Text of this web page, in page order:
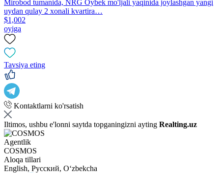
Mirobod tumanida, NRG Oybek mo'ljali yaqinida joylashgan yangi
uydan qulay 2 xonali kvartira…
$1,002
oyiga
Tavsiya eting
Kontaktlarni ko'rsatish
Iltimos, ushbu e'lonni saytda topganingizni ayting Realting.uz
Agentlik
COSMOS
Aloqa tillari
English, Русский, Oʻzbekcha